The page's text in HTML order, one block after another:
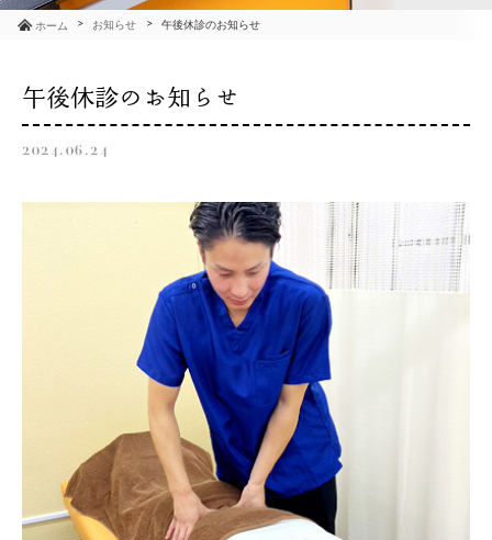
ホーム お知らせ 午後休診のお知らせ
午後休診のお知らせ
2024.06.24
コラム